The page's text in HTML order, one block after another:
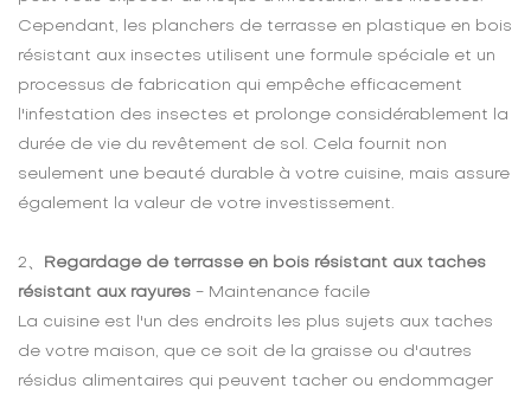
Cependant, les planchers de terrasse en plastique en bois
résistant aux insectes utilisent une formule spéciale et un
processus de fabrication qui empêche efficacement
l'infestation des insectes et prolonge considérablement la
durée de vie du revêtement de sol. Cela fournit non
seulement une beauté durable à votre cuisine, mais assure
également la valeur de votre investissement.
2、
Regardage de terrasse en bois résistant aux taches
résistant aux rayures - Maintenance facile
La cuisine est l'un des endroits les plus sujets aux taches
de votre maison, que ce soit de la graisse ou d'autres
résidus alimentaires qui peuvent tacher ou endommager